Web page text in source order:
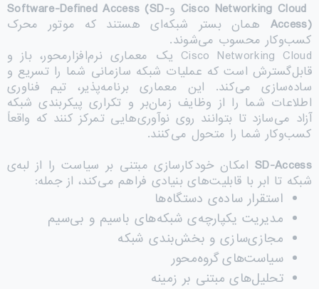
وSoftware-Defined Access (SD-
Access) همان بستر شبکه‌ای هستند که موتور محرک
کسب‌وکار محسوب می‌شوند.
Cisco Networking Cloud یک معماری نرم‌افزارمحور، باز و
قابل‌گسترش است که عملیات شبکه سازمانی شما را تسریع و
ساده‌سازی می‌کند. این معماری برنامه‌پذیر، تیم فناوری
اطلاعات شما را از وظایف زمان‌بر و تکراری پیکربندی شبکه
آزاد می‌سازد تا بتوانند روی نوآوری‌هایی تمرکز کنند که واقعاً
کسب‌وکار شما را متحول می‌کنند.
SD-Accessامکان خودکارسازی مبتنی بر سیاست را از لبه‌ی
شبکه تا ابر با قابلیت‌های بنیادی فراهم می‌کند، از جمله:
استقرار ساده‌ی دستگاه‌ها
مدیریت یکپارچه‌ی شبکه‌های باسیم و بی‌سیم
مجازی‌سازی و بخش‌بندی شبکه
سیاست‌های گروه‌محور
تحلیل‌های مبتنی بر زمینه